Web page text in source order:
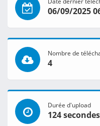
06/09/2025
Nombre de
4
Durée d'upload
124 secondes